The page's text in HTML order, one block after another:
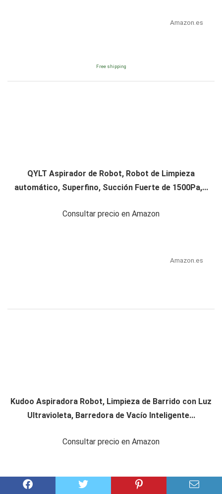
Amazon.es
Free shipping
QYLT Aspirador de Robot, Robot de Limpieza
automático, Superfino, Succión Fuerte de 1500Pa,...
Consultar precio en Amazon
Amazon.es
Kudoo Aspiradora Robot, Limpieza de Barrido con Luz
Ultravioleta, Barredora de Vacío Inteligente...
Consultar precio en Amazon
Amazon.es